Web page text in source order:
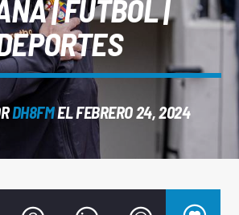
| FÚTBOL |
DH8FMEL FEBRERO 24, 2024